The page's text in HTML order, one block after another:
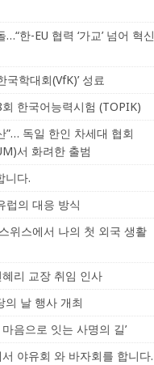
한-EU 협력 ‘가교’ 넘어 혁신
국학대회(VfK)’ 성료
한국어능력시험 (TOPIK)
”… 독일 한인 차세대 협회
서 화려한 출범
니다.
럽의 대응 방식
위스에서 나의 첫 외국 생활
리 교장 취임 인사
의 날 행사 개최
음으로 잇는 사명의 길’
야유회 와 바자회를 합니다.